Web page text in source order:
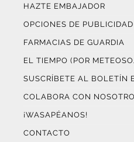
HAZTE EMBAJADOR
OPCIONES DE PUBLICIDAD
FARMACIAS DE GUARDIA
EL TIEMPO (POR
SUSCRÍBETE AL BOLETÍN
COLABORA CON
¡WASAPÉANOS!
CONTACTO